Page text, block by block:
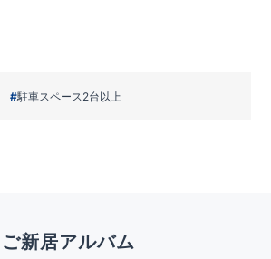
駐車スペース2台以上
ご新居アルバム